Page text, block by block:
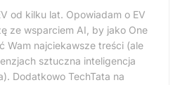
od kilku lat. Opowiadam o EV
ze wsparciem AI, by jako One
Wam najciekawsze treści (ale
sztuczna inteligencja
Dodatkowo TechTata na